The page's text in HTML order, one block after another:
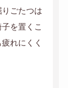
ごたつは
を置くこ
れにくく